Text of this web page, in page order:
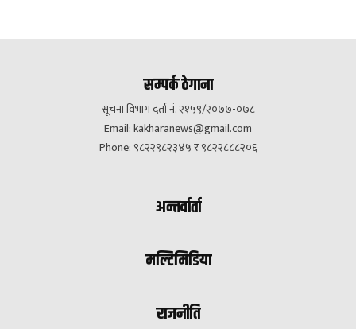
सम्पर्क ठेगाना
सूचना विभाग दर्ता नं. २१५९/२०७७-०७८
Email:kakharanews@gmail.com
Phone: ९८२२९८२३४५ र ९८२२८८८२०६
अन्तर्वार्ता
मल्टिमिडिया
राजनीति